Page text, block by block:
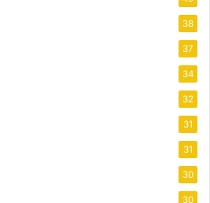
38
37
34
32
31
31
30
30